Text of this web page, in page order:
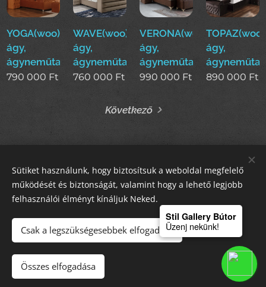
YOGA(woo)boxspring
ágy,
ágyneműtartós
790 000 Ft
WAVE(woo)boxspring
ágy,
ágyneműtartós
760 000 Ft
VERONA(woo)boxspring
ágy,
ágyneműtartós
990 000 Ft
ágy,
890 000 Ft
Következő
STIL GALLERY KFT
Sütiket használunk, hogy biztosítsuk a weboldal megfelelő
működését és biztonságát, valamint hogy a lehető legjobb
felhasználói élményt kínáljuk Neked.
Csak a legszükségesebbek elfogadása
Összes elfogadása
Stil Gallery Bútor
Üzenj nekünk!